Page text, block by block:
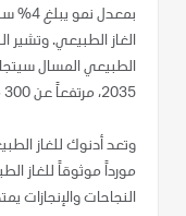
بمعدل
الغاز الطبيعي. وتشير
2035، مرتفعاً عن 300 مليون طن سنويًا في عام 2017.
وتعد أدنوك للغاز
مورداً موثوقاً للغاز